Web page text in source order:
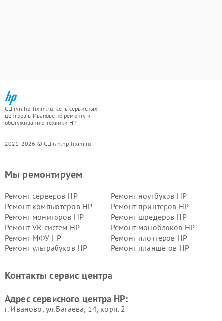
СЦ ivn.hp-fixim.ru - сеть сервисных
центров в Иванове по ремонту и
обслуживанию техники HP
2021-2026 © СЦ ivn.hp-fixim.ru
Мы ремонтируем
Ремонт серверов HP
Ремонт ноутбуков HP
Ремонт компьютеров HP
Ремонт принтеров HP
Ремонт мониторов HP
Ремонт шредеров HP
Ремонт VR систем HP
Ремонт моноблоков HP
Ремонт МФУ HP
Ремонт плоттеров HP
Ремонт ультрабуков HP
Ремонт планшетов HP
Контакты сервис центра
Адрес сервисного центра HP:
г. Иваново, ул. Багаева, 14, корп. 2